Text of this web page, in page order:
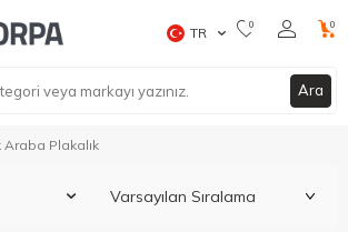
Ara
TR 0 0
Araba Plakalık